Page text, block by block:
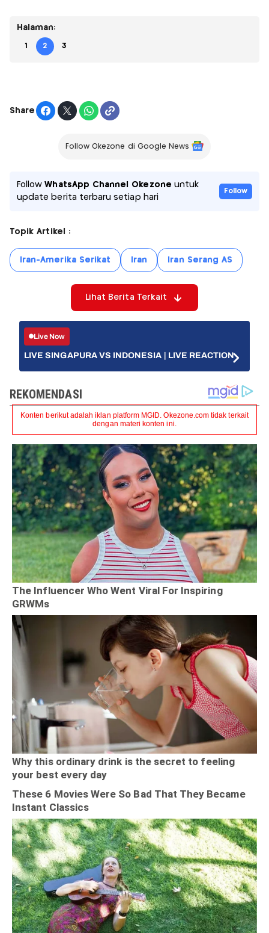
Halaman:
1 2 3
Share
Follow Okezone di Google News
FollowWhatsApp Channel Okezone untuk
update berita terbaru setiap hari
Follow
Topik Artikel :
Iran-Amerika Serikat Iran Iran Serang AS
Lihat Berita Terkait
Live Now
LIVE SINGAPURA VS INDONESIA | LIVE REACTION